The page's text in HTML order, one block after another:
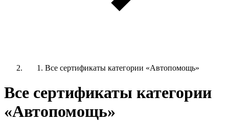
Все сертификаты категории «Автопомощь»
Все сертификаты категории
«Автопомощь»